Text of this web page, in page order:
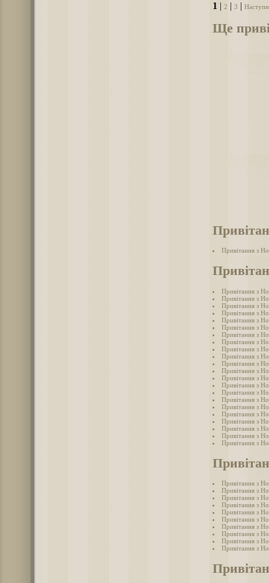
1 2 3
Ще
Привітання з
Привітання з
Привітання з
Привітання з
Привітання з
Привітання з
Привітання з
Привітання з
Привітання з
Привітання з
Привітання з
Привітання з
Привітання з
Привітання з
Привітання з
Привітання з
Привітання з
Привітання з
Привітання з
Привітання з
Привітання з
Привітання з
Привітання з
Привітання з
Привітання з
Привітання з
Привітання з
Привітання з
Привітання з
Привітання з
Привітання з
Привітання з
Привітання з